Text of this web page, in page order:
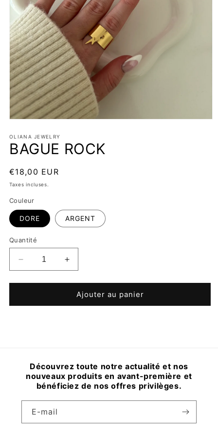
média
1
dans
modale
OLIANA JEWELRY
BAGUE ROCK
Prix
habituel
€18,00 EUR
Taxes incluses.
Couleur
DORE ARGENT
Quantité
Réduire
la
quantité
BAGUE
Augmenter
la
quantité
BAGUE
Ajouter au panier
Découvrez toute notre actualité et nos
nouveaux produits en avant-première et
bénéficiez de nos offres privilèges.
E-mail